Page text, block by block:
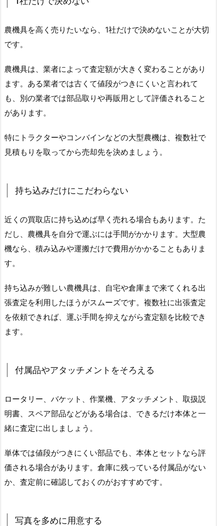
農機具を高く売りたいなら、1社だけで決めないことが大切
です。
農機具は、業者によって査定額が大きく変わることがあり
ます。ある業者では古くて値段がつきにくいと言われて
も、別の業者では部品取りや再販用として評価されること
があります。
特にトラクターやコンバインなどの大型農機は、複数社で
見積もりを取ってから売却先を決めましょう。
持ち込みだけにこだわらない
近くの買取店に持ち込めば早く売れる場合もあります。た
だし、農機具を自分で運ぶには手間がかかります。大型農
機なら、積み込みや運搬だけで費用がかかることもありま
す。
持ち込みが難しい農機具は、自宅や倉庫まで来てくれる出
張査定を利用したほうがスムーズです。複数社に出張査定
を依頼できれば、運ぶ手間を抑えながら査定額を比較でき
ます。
付属品やアタッチメントをそろえる
ロータリー、バケット、作業機、アタッチメント、取扱説
明書、スペア部品などがある場合は、できるだけ本体と一
緒に査定に出しましょう。
単体では値段がつきにくい部品でも、本体とセットなら評
価される場合があります。倉庫に残っている付属品がない
か、査定前に確認しておくのがおすすめです。
写真を多めに用意する